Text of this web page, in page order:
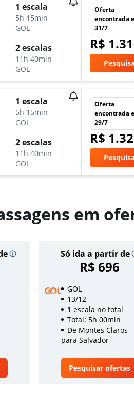
1 escala
5h 15min
GOL
2 escalas
11h 40min
GOL
Oferta
encontrada
31/7
R$
1 escala
5h 15min
GOL
2 escalas
11h 40min
GOL
Oferta
encontrada
29/7
R$
em
Só ida a partir de
R$ 696
GOL
13/12
1 escala no total
Total: 5h 00min
De Montes Claros
para Salvador
Pesquisar ofertas